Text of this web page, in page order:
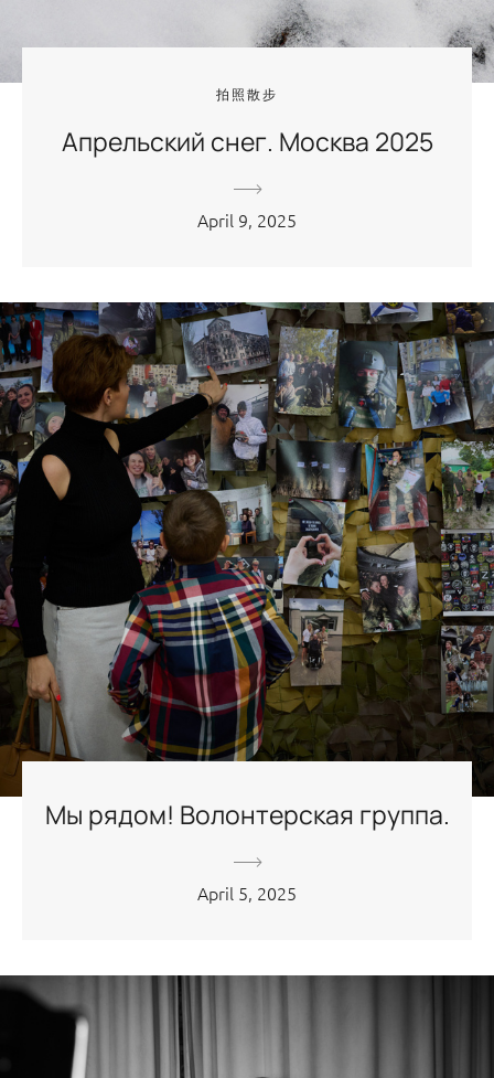
拍照散步
Апрельский снег. Москва 2025
April 9, 2025
Мы рядом! Волонтерская группа.
April 5, 2025